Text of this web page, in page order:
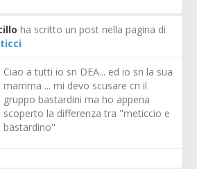
ha scritto un post nella pagina di
Ciao a tutti io sn DEA... ed io sn la sua
mamma ... mi devo scusare cn il
gruppo bastardini ma ho appena
scoperto la differenza tra "meticcio e
bastardino"